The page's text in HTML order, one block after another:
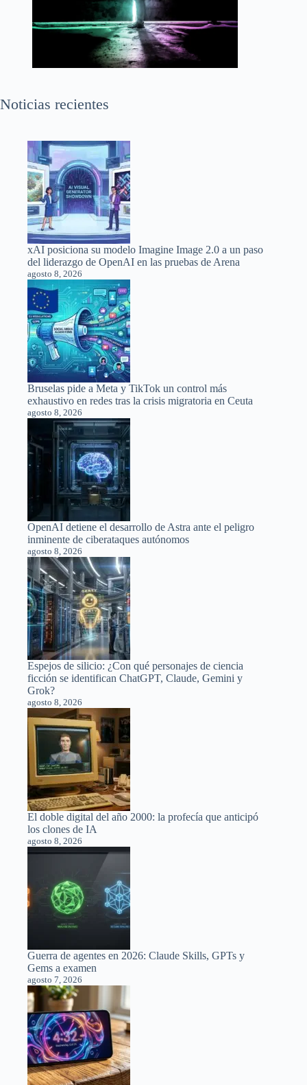
Noticias recientes
xAI posiciona su modelo Imagine Image 2.0 a un paso
del liderazgo de OpenAI en las pruebas de Arena
agosto 8, 2026
Bruselas pide a Meta y TikTok un control más
exhaustivo en redes tras la crisis migratoria en Ceuta
agosto 8, 2026
OpenAI detiene el desarrollo de Astra ante el peligro
inminente de ciberataques autónomos
agosto 8, 2026
Espejos de silicio: ¿Con qué personajes de ciencia
ficción se identifican ChatGPT, Claude, Gemini y
Grok?
agosto 8, 2026
El doble digital del año 2000: la profecía que anticipó
los clones de IA
agosto 8, 2026
Guerra de agentes en 2026: Claude Skills, GPTs y
Gems a examen
agosto 7, 2026